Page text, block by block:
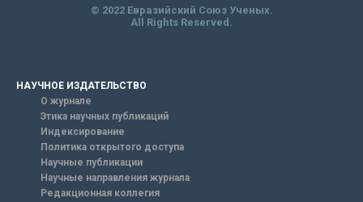
© 2022 Евразийский Союз Ученых.
All Rights Reserved.
НАУЧНОЕ ИЗДАТЕЛЬСТВО
О журнале
Этика научных публикаций
Индексирование
Политика открытого доступа
Научные публикации
Научные направления журнала
Редакционная коллегия